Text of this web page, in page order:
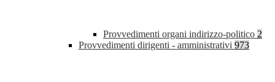
Provvedimenti organi indirizzo-politico 2
Provvedimenti dirigenti - amministrativi 973